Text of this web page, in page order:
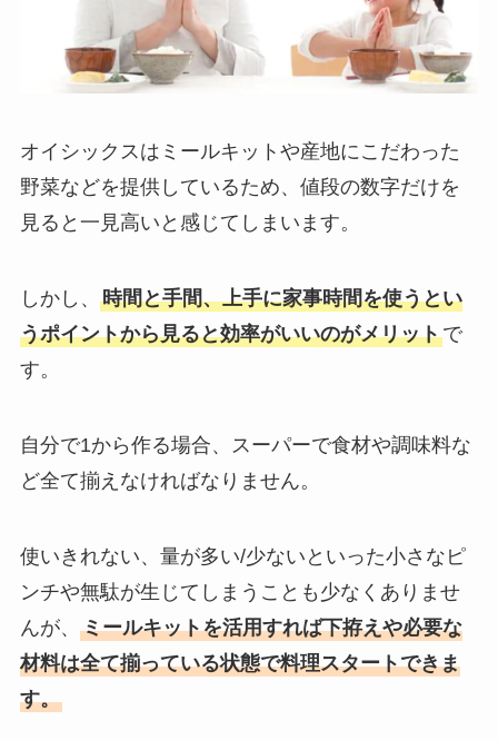
オイシックスはミールキットや産地にこだわった
野菜などを提供しているため、値段の数字だけを
見ると一見高いと感じてしまいます。
しかし、 時間と手間、上手に家事時間を使うとい
うポイントから見ると効率がいいのがメリットで
す。
自分で1から作る場合、スーパーで食材や調味料な
ど全て揃えなければなりません。
使いきれない、量が多い/少ないといった小さなピ
ンチや無駄が生じてしまうことも少なくありませ
んが、 ミールキットを活用すれば下拵えや必要な
材料は全て揃っている状態で料理スタートできま
す。